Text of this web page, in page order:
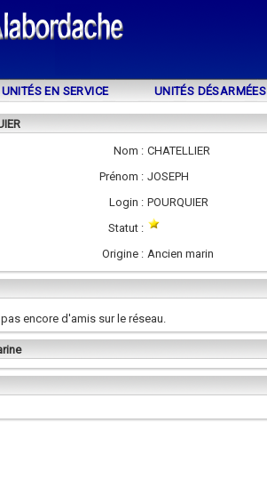
UNITÉS EN SERVICE UNITÉS DÉSARMÉES
Nom : CHATELLIER
Prénom : JOSEPH
Login : POURQUIER
Statut :
Origine : Ancien marin
pas encore d'amis sur le réseau.